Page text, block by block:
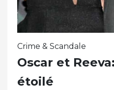
Crime & Scandale
Oscar et
étoilé